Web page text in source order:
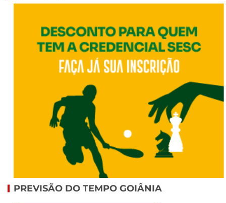
PREVISÃO DO TEMPO GOIÂNIA